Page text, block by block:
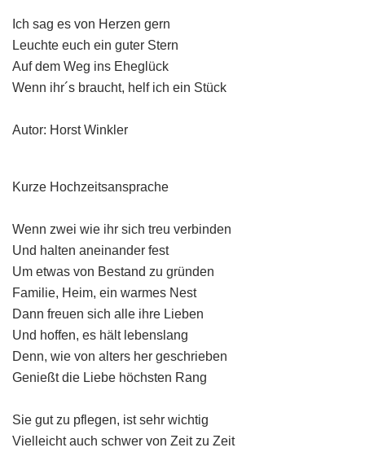
Ich sag es von Herzen gern
Leuchte euch ein guter Stern
Auf dem Weg ins Eheglück
Wenn ihr´s braucht, helf ich ein Stück
Autor: Horst Winkler
Kurze Hochzeitsansprache
Wenn zwei wie ihr sich treu verbinden
Und halten aneinander fest
Um etwas von Bestand zu gründen
Familie, Heim, ein warmes Nest
Dann freuen sich alle ihre Lieben
Und hoffen, es hält lebenslang
Denn, wie von alters her geschrieben
Genießt die Liebe höchsten Rang
Sie gut zu pflegen, ist sehr wichtig
Vielleicht auch schwer von Zeit zu Zeit